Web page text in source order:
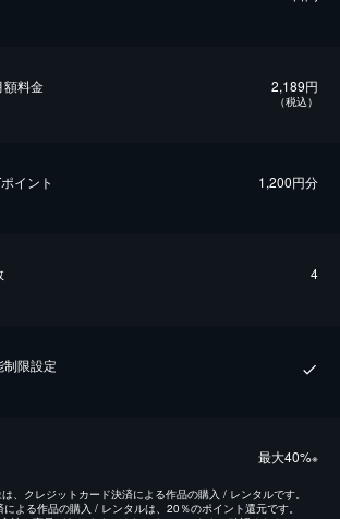
額料金 2,189円
（税込）
イント 1,200円分
4
限設定
最⼤40%※
、クレジットカード決済による作品の購入 / レンタルです。
よる作品の購入 / レンタルは、20％のポイント還元です。